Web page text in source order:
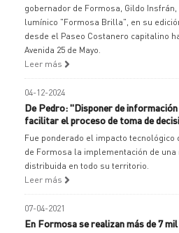
gobernador de Formosa, Gildo
lumínico "Formosa Brilla", en su
desde el Paseo Costanero capitalino
Avenida 25 de Mayo.
Leer más
04-12-2024
De Pedro: "Disponer de
facilitar el proceso de toma de
Fue ponderado el impacto tecnológico
de Formosa la implementación de
distribuida en todo su territorio.
Leer más
07-04-2021
En Formosa se realizan más de 7